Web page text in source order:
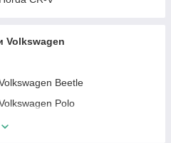
Volkswagen
Beetle
Polo
Amarok